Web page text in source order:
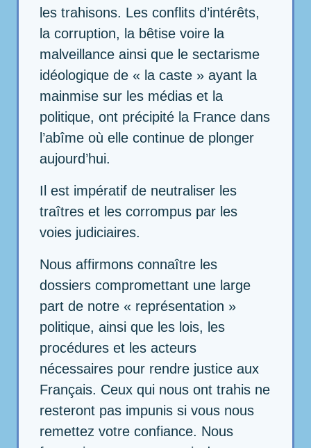
les trahisons. Les conflits d’intérêts,
la corruption, la bêtise voire la
malveillance ainsi que le sectarisme
idéologique de « la caste » ayant la
mainmise sur les médias et la
politique, ont précipité la France dans
l’abîme où elle continue de plonger
aujourd’hui.
Il est impératif de neutraliser les
traîtres et les corrompus par les
voies judiciaires.
Nous affirmons connaître les
dossiers compromettant une large
part de notre « représentation »
politique, ainsi que les lois, les
procédures et les acteurs
nécessaires pour rendre justice aux
Français. Ceux qui nous ont trahis ne
resteront pas impunis si vous nous
remettez votre confiance. Nous